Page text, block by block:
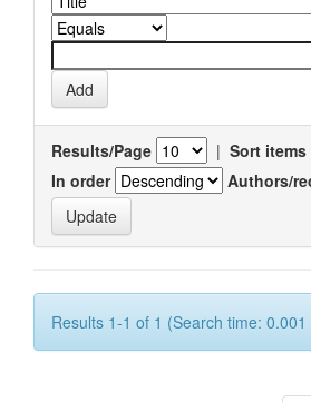
Results/Page | Sort items
In order
Authors/
Results 1-1 of 1 (Search time: